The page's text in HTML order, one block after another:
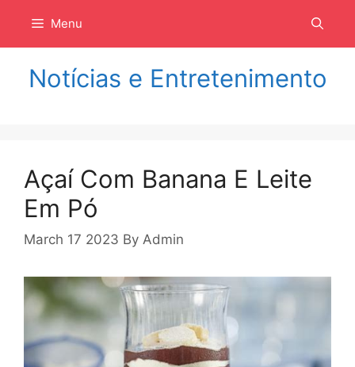
isi
Menu
Notícias e Entretenimento
Açaí Com Banana E Leite
Em Pó
March 17 2023 By Admin